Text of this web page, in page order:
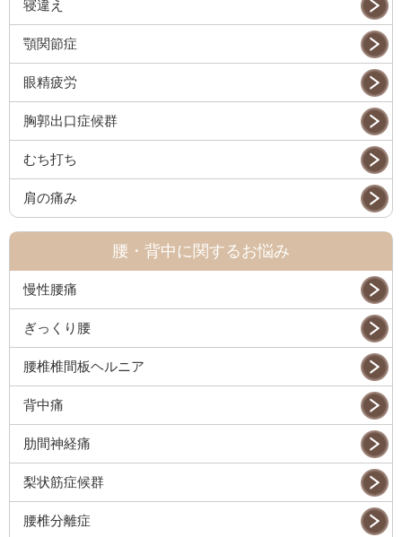
寝違え
顎関節症
眼精疲労
胸郭出口症候群
むち打ち
肩の痛み
腰・背中に関するお悩み
慢性腰痛
ぎっくり腰
腰椎椎間板ヘルニア
背中痛
肋間神経痛
梨状筋症候群
腰椎分離症